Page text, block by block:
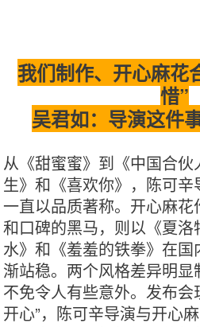
我们制作、开心麻花
惜”
吴君如：导演这件
从《甜蜜蜜》到《中国合
生》和《喜欢你》，陈可
一直以品质著称。开心麻
和口碑的黑马，则以《夏
水》和《羞羞的铁拳》在
渐站稳。两个风格差异明显
不免令人有些意外。发布会
开心”，陈可辛导演与开心